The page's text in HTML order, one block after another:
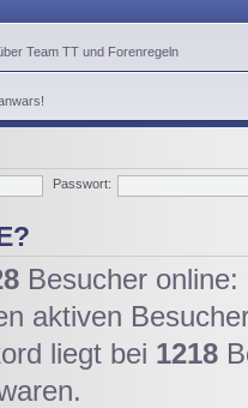
Team TT und Forenregeln
Passwort:
Besucher
aktiven
liegt bei 1218